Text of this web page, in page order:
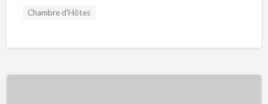
Chambre d'Hôtes